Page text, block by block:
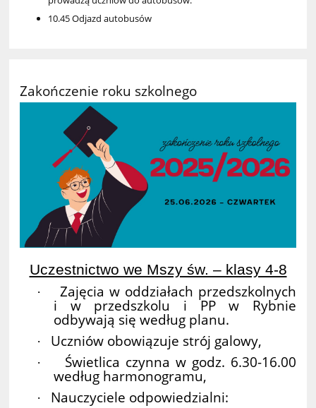
10.45 Odjazd autobusów
Zakończenie roku szkolnego
Uczestnictwo we Mszy św. – klasy 4-8
·
Zajęcia w oddziałach przedszkolnych
i w przedszkolu i PP w Rybnie
odbywają się według planu.
· Uczniów obowiązuje strój galowy,
·
Świetlica czynna w godz. 6.30-16.00
według harmonogramu,
· Nauczyciele odpowiedzialni: